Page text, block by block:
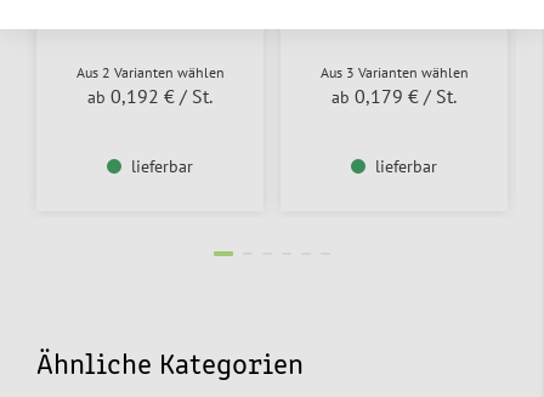
Aus 2 Varianten wählen
ab 0,192 € / St.
lieferbar
Aus 3 Varianten wählen
ab 0,179 € / St.
lieferbar
Ähnliche Kategorien